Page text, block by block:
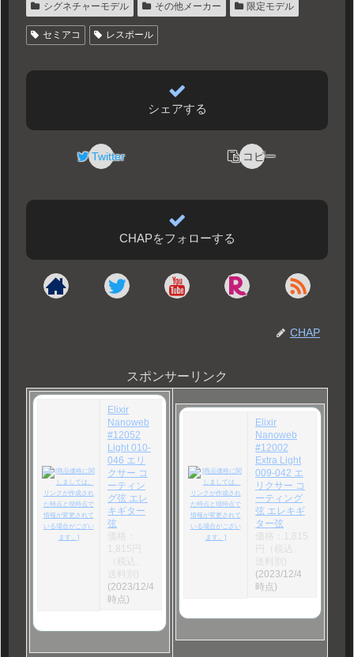
シグネチャーモデル その他メーカー 限定モデル
セミアコ レスポール
シェアする
Twitter コピー
CHAPをフォローする
CHAP
スポンサーリンク
Elixir
Nanoweb
#12052
Light 010-
046 エリ
クサー コ
ーティン
グ弦 エレ
キギター
弦
価格：
1,815円
（税込、
(2023/12/4
時点)
Elixir
Nanoweb
#12002
Extra Light
009-042 エ
リクサー コ
ーティング
弦 エレキギ
ター弦
価格：1,815
円（税込、
(2023/12/4
時点)